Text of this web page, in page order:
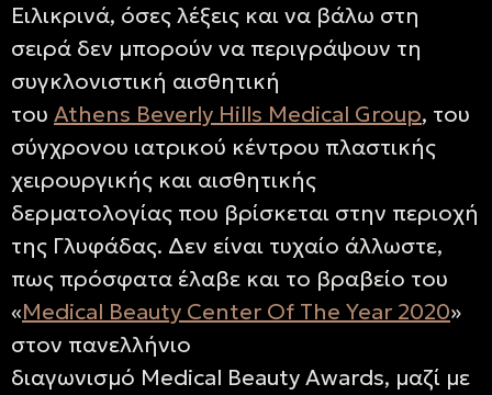
Ειλικρινά, όσες λέξεις και να βάλω στη
σειρά δεν μπορούν να περιγράψουν τη
συγκλονιστική αισθητική
του Athens Beverly Hills Medical Group, του
σύγχρονου ιατρικού κέντρου πλαστικής
χειρουργικής και αισθητικής
δερματολογίας που βρίσκεται στην περιοχή
της Γλυφάδας. Δεν είναι τυχαίο άλλωστε,
πως πρόσφατα έλαβε και το βραβείο του
«Medical Beauty Center Of The Year 2020»
στον πανελλήνιο
διαγωνισμό Medical BeautyΑwards, μαζί με